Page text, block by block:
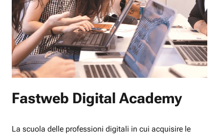
Fastweb Digital Academy
La scuola delle professioni digitali in cui acquisire le